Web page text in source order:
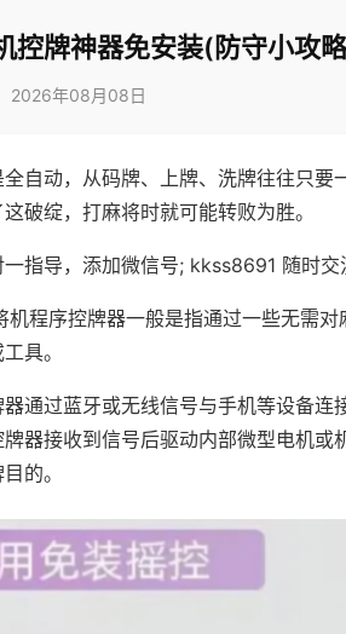
控牌神器免安装(防守小攻
2026年08月08日
自动，从码牌、上牌、洗牌往往只要
破绽，打麻将时就可能转败为胜。
指导，添加微信号; kkss8691 随时交
程序控牌器一般是指通过一些无需对
具。
通过蓝牙或无线信号与手机等设备连
器接收到信号后驱动内部微型电机或
的。